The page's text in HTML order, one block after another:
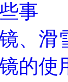
事
、滑
的使